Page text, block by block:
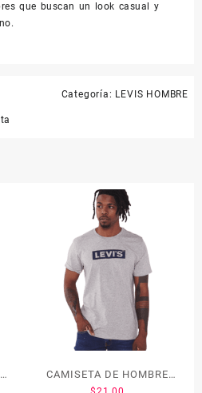
que buscan un look casual y
Categoría: LEVIS HOMBRE
CAMISETA DE HOMBRE